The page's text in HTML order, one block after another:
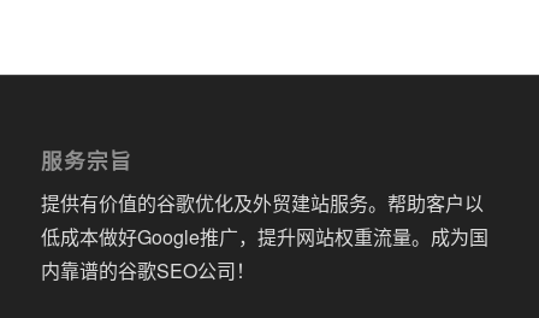
服务宗旨
提供有价值的谷歌优化及外贸建站服务。帮助客户以
低成本做好Google推广，提升网站权重流量。成为国
内靠谱的谷歌SEO公司！